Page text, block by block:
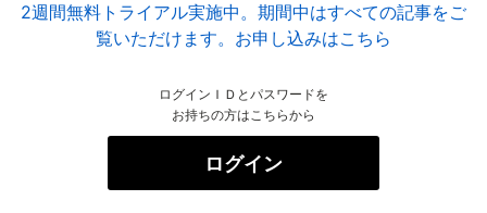
2週間無料トライアル実施中。期間中はすべての記事をご
覧いただけます。お申し込みはこちら
ログインＩＤとパスワードを
お持ちの方はこちらから
ログイン